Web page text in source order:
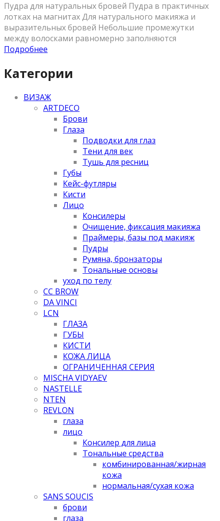
Пудра для натуральных бровей Пудра в практичных
лотках на магнитах Для натурального макияжа и
выразительных бровей Небольшие промежутки
между волосками равномерно заполняются
Подробнее
Категории
ВИЗАЖ
ARTDECO
Брови
Глаза
Подводки для глаз
Тени для век
Тушь для ресниц
Губы
Кейс-футляры
Кисти
Лицо
Консилеры
Очищение, фиксация макияжа
Праймеры, базы под макияж
Пудры
Румяна, бронзаторы
Тональные основы
уход по телу
CC BROW
DA VINCI
LCN
ГЛАЗА
ГУБЫ
КИСТИ
КОЖА ЛИЦА
ОГРАНИЧЕННАЯ СЕРИЯ
MISCHA VIDYAEV
NASTELLE
NTEN
REVLON
глаза
лицо
Консилер для лица
Тональные средства
комбинированная/жирная
кожа
нормальная/cухая кожа
SANS SOUCIS
брови
глаза